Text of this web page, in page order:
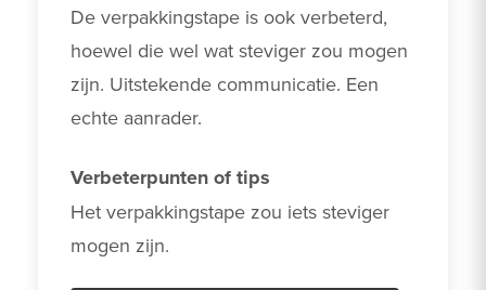
De verpakkingstape is ook verbeterd,
hoewel die wel wat steviger zou mogen
zijn. Uitstekende communicatie. Een
echte aanrader.
Verbeterpunten of tips
Het verpakkingstape zou iets steviger
mogen zijn.